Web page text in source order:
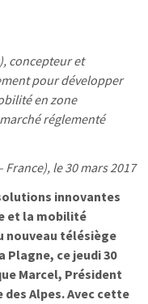
concepteur et
pour développer
en zone
réglementé
France), le 30 mars 2017
innovantes
et la mobilité
nouveau télésiège
Plagne, ce jeudi 30
Marcel, Président
Alpes. Avec cette